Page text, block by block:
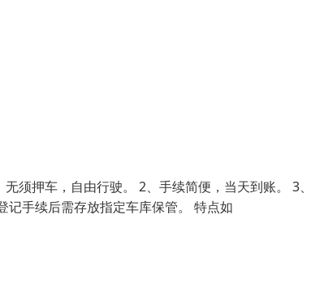
须押车，自由行驶。 2、手续简便，当天到账。 3
记手续后需存放指定车库保管。 特点如